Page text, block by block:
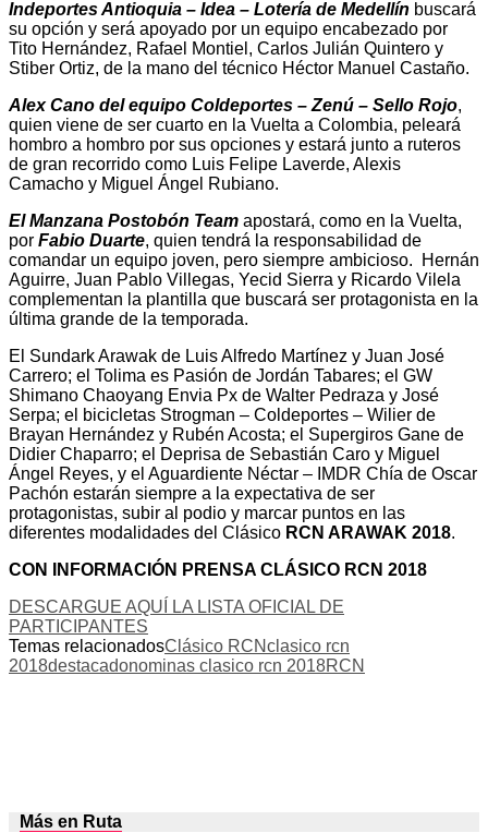
Indeportes Antioquia – Idea – Lotería de Medellín buscará
su opción y será apoyado por un equipo encabezado por
Tito Hernández, Rafael Montiel, Carlos Julián Quintero y
Stiber Ortiz, de la mano del técnico Héctor Manuel Castaño.
Alex Cano del equipo Coldeportes – Zenú – Sello Rojo,
quien viene de ser cuarto en la Vuelta a Colombia, peleará
hombro a hombro por sus opciones y estará junto a ruteros
de gran recorrido como Luis Felipe Laverde, Alexis
Camacho y Miguel Ángel Rubiano.
El Manzana Postobón Team apostará, como en la Vuelta,
por Fabio Duarte, quien tendrá la responsabilidad de
comandar un equipo joven, pero siempre ambicioso. Hernán
Aguirre, Juan Pablo Villegas, Yecid Sierra y Ricardo Vilela
complementan la plantilla que buscará ser protagonista en la
última grande de la temporada.
El Sundark Arawak de Luis Alfredo Martínez y Juan José
Carrero; el Tolima es Pasión de Jordán Tabares; el GW
Shimano Chaoyang Envia Px de Walter Pedraza y José
Serpa; el bicicletas Strogman – Coldeportes – Wilier de
Brayan Hernández y Rubén Acosta; el Supergiros Gane de
Didier Chaparro; el Deprisa de Sebastián Caro y Miguel
Ángel Reyes, y el Aguardiente Néctar – IMDR Chía de Oscar
Pachón estarán siempre a la expectativa de ser
protagonistas, subir al podio y marcar puntos en las
diferentes modalidades del Clásico RCN ARAWAK 2018.
CON INFORMACIÓN PRENSA CLÁSICO RCN 2018
DESCARGUE AQUÍ LA LISTA OFICIAL DE
PARTICIPANTES
Temas relacionadosClásico RCNclasico rcn
2018destacadonominas clasico rcn 2018RCN
Más en Ruta